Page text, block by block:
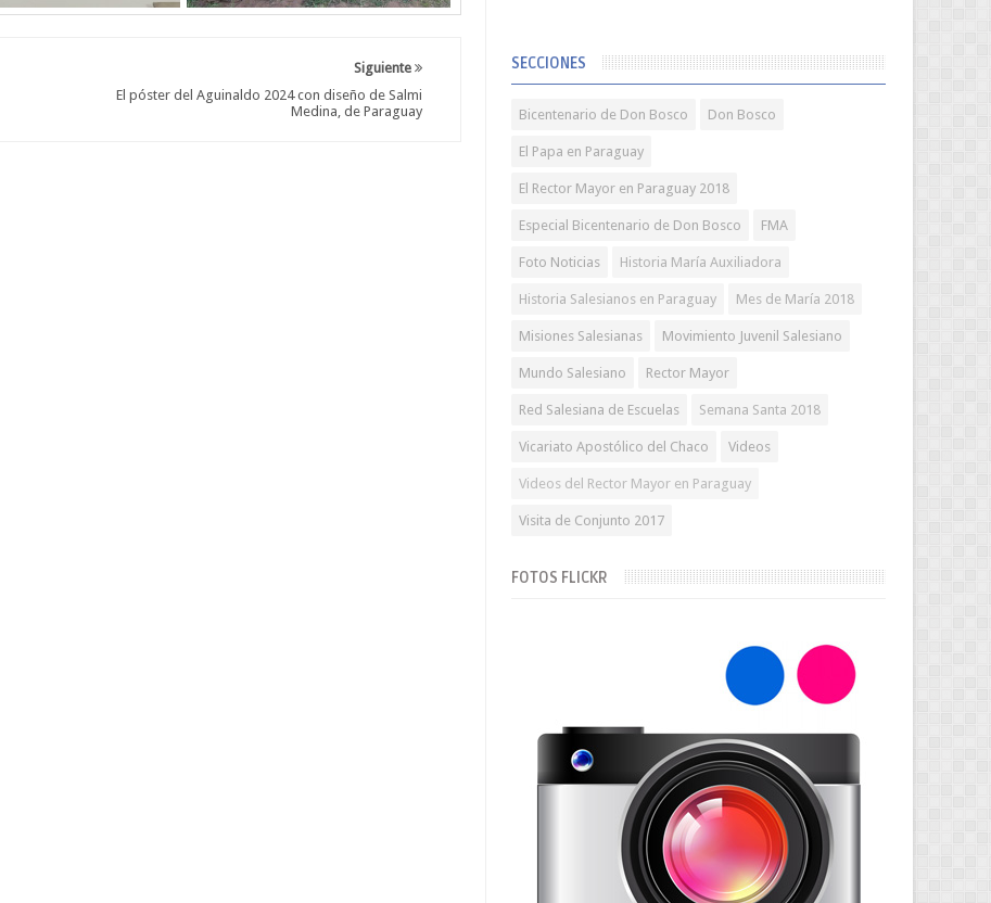
Siguiente
El póster del Aguinaldo 2024 con diseño de Salmi
Medina, de Paraguay
SECCIONES
Bicentenario de Don Bosco Don Bosco
El Papa en Paraguay
El Rector Mayor en Paraguay 2018
Especial Bicentenario de Don Bosco FMA
Foto Noticias Historia María Auxiliadora
Historia Salesianos en Paraguay Mes de María 2018
Misiones Salesianas Movimiento Juvenil Salesiano
Mundo Salesiano Rector Mayor
Red Salesiana de Escuelas Semana Santa 2018
Vicariato Apostólico del Chaco Videos
Videos del Rector Mayor en Paraguay
Visita de Conjunto 2017
FOTOS FLICKR